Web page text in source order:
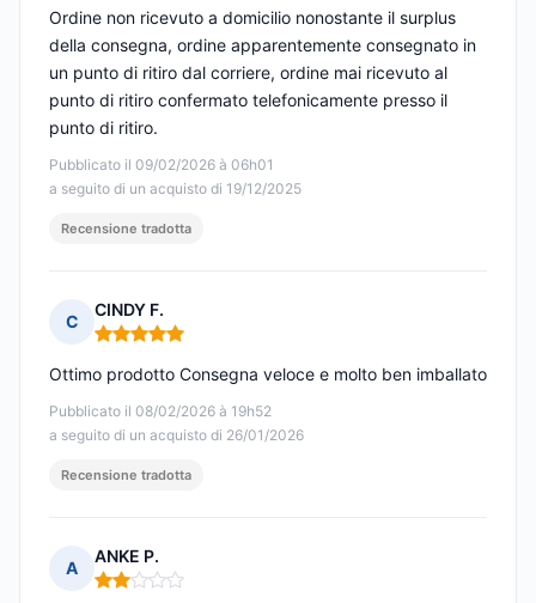
Pubblicato il 09/02/2026 à 06h01
a seguito di un acquisto di 19/12/2025
Ordine non ricevuto a domicilio nonostante il surplus
della consegna, ordine apparentemente consegnato in
un punto di ritiro dal corriere, ordine mai ricevuto al
punto di ritiro confermato telefonicamente presso il
punto di ritiro.
Recensione tradotta
C
CINDY F.
Nota: 5 su 5
Pubblicato il 08/02/2026 à 19h52
a seguito di un acquisto di 26/01/2026
Ottimo prodotto Consegna veloce e molto ben imballato
Recensione tradotta
A
ANKE P.
Nota: 2 su 5